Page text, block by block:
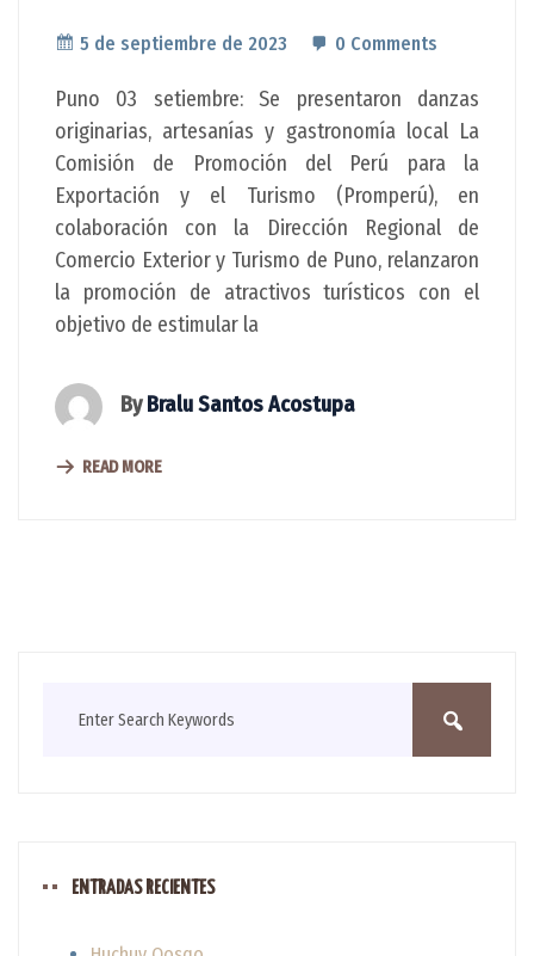
5 de septiembre de 2023 0 Comments
Puno 03 setiembre: Se presentaron danzas
originarias, artesanías y gastronomía local La
Comisión de Promoción del Perú para la
Exportación y el Turismo (Promperú), en
colaboración con la Dirección Regional de
Comercio Exterior y Turismo de Puno, relanzaron
la promoción de atractivos turísticos con el
objetivo de estimular la
ByBralu Santos Acostupa
READ MORE
ENTRADAS RECIENTES